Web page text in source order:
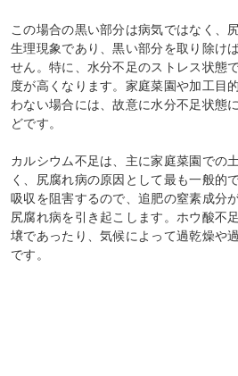
この場合の黒い部分は病気ではなく、
生理現象であり、黒い部分を取り除け
せん。特に、水分不足のストレス状態
度が高くなります。家庭菜園や加工目
わない場合には、故意に水分不足状態
どです。
カルシウム不足は、主に家庭菜園での
く、尻腐れ病の原因として最も一般的
吸収を阻害するので、追肥の窒素成分
尻腐れ病を引き起こします。ホウ酸不
壌であったり、気候によって過乾燥や
です。